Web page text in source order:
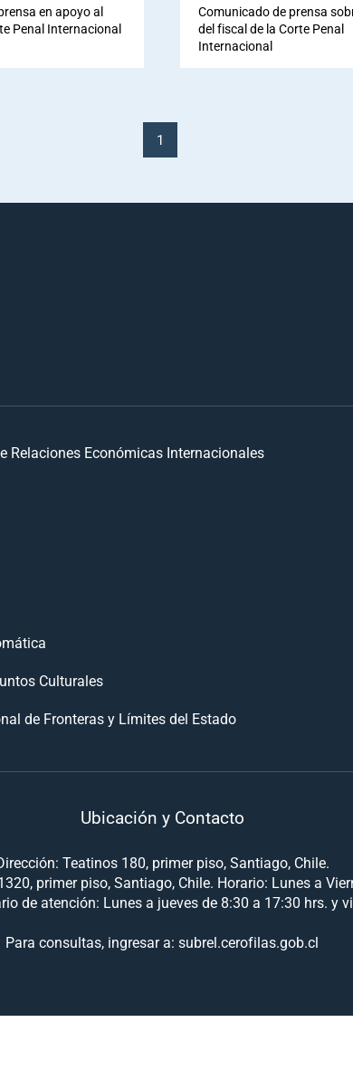
en apoyo al
Penal Internacional
Comunicado de prensa
del fiscal de la Corte Penal
Internacional
1
Relaciones Económicas Internacionales
Culturales
de Fronteras y Límites del Estado
Ubicación y Contacto
Teatinos 180, primer piso, Santiago, Chile.
primer piso, Santiago, Chile. Horario: Lunes a
de atención: Lunes a jueves de 8:30 a 17:30 hrs. y
Para consultas, ingresar a: subrel.cerofilas.gob.cl